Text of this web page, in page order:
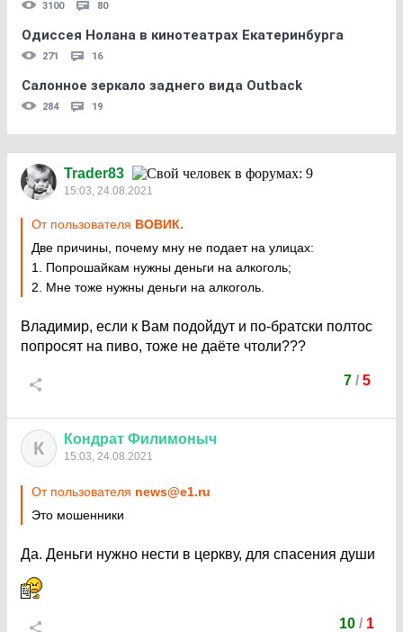
3100 80
Одиссея Нолана в кинотеатрах Екатеринбурга
271 16
Салонное зеркало заднего вида Outback
284 19
Trader83
15:03, 24.08.2021
От пользователя ВОВИК.
Две причины, почему мну не подает на улицах:
1. Попрошайкам нужны деньги на алкоголь;
2. Мне тоже нужны деньги на алкоголь.
Владимир, если к Вам подойдут и по-братски полтос
попросят на пиво, тоже не даёте чтоли???
7/ 5
К Кондрат Филимоныч
15:03, 24.08.2021
От пользователя news@e1.ru
Это мошенники
Да. Деньги нужно нести в церкву, для спасения души
10 / 1